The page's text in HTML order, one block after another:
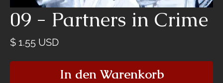
09 - Partners in Crime
$ 1.55 USDPreis
In den Warenkorb